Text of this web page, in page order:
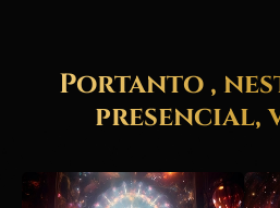
Portanto ,
presencial,